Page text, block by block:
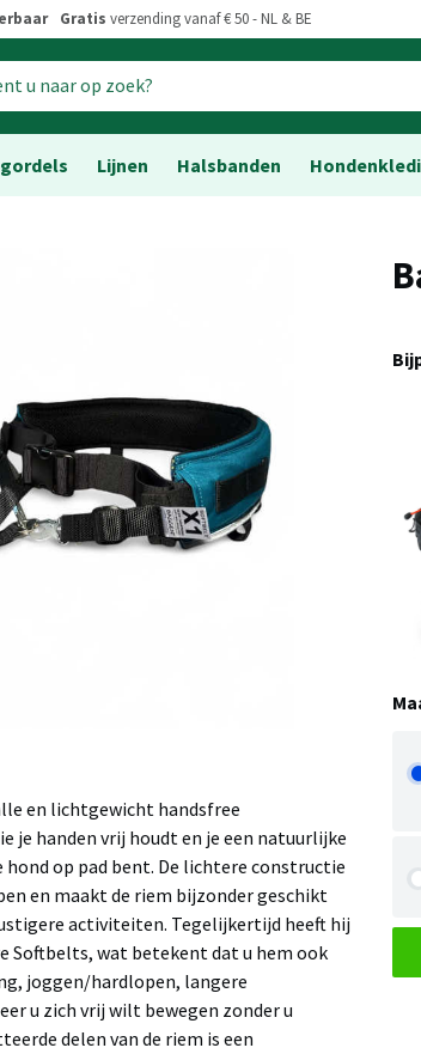
Gratis verzending vanaf € 50 - NL & BE
Lijnen Halsbanden
en lichtgewicht handsfree
je handen vrij houdt en je een natuurlijke
op pad bent. De lichtere constructie
en maakt de riem bijzonder geschikt
activiteiten. Tegelijkertijd heeft hij
Softbelts, wat betekent dat u hem ook
joggen/hardlopen, langere
u zich vrij wilt bewegen zonder u
delen van de riem is een